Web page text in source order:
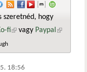
szeretnéd, hogy
fi(külső hivatkozás)
vagy Paypal
18:56